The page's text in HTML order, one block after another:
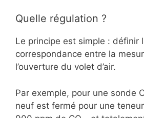
Quelle régulation ?
Le principe est simple : définir
correspondance entre la
l’ouverture du volet d’air.
Par exemple, pour une sonde
neuf est fermé pour une